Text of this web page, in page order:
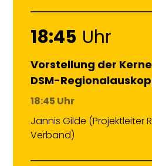
18:45 Uhr
Vorstellung der
DSM-
18:45 Uhr
Jannis Gilde (Projektleiter
Verband)